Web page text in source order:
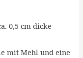
0,5 cm dicke
mit Mehl und eine